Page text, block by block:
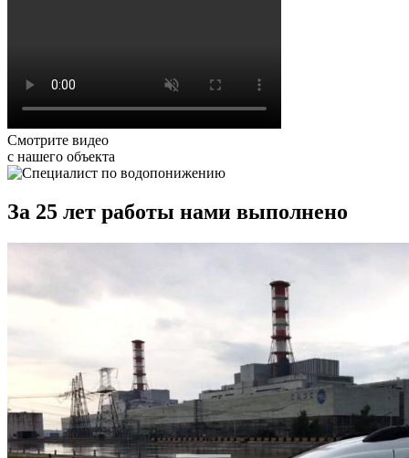
Смотрите видео
с нашего объекта
За 25 лет работы нами выполнено